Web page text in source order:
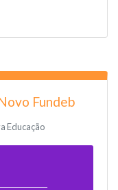
Fundeb
Educação